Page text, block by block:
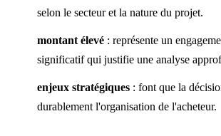
selon le secteur et la nature du projet.
montant élevé : représente un
significatif qui justifie une analyse
enjeux stratégiques : font que la
durablement l'organisation de l'acheteur.